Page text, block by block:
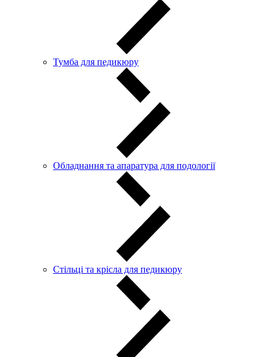
Тумба для педикюру
Обладнання та апаратура для подології
Стільці та крісла для педикюру